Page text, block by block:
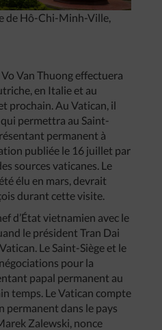
de Hô-Chi-Minh-Ville,
Van Thuong effectuera
en Italie et au
prochain. Au Vatican, il
permettra au Saint-
permanent à
publiée le 16 juillet par
sources vaticanes. Le
élu en mars, devrait
durant cette visite.
d’État vietnamien avec le
le président Tran Dai
Le Saint-Siège et le
pour la
papal permanent au
temps. Le Vatican compte
permanent dans le pays
Zalewski, nonce